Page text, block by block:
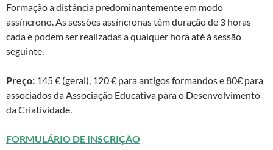
Formação a distância predominantemente em modo
assíncrono. As sessões assíncronas têm duração de 3 horas
cada e podem ser realizadas a qualquer hora até à sessão
seguinte.
Preço: 145 € (geral), 120 € para antigos formandos e 80€ para
associados da Associação Educativa para o Desenvolvimento
da Criatividade.
FORMULÁRIO DE INSCRIÇÃO